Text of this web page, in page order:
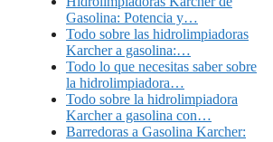
Gasolina: Potencia y…
Todo sobre las hidrolimpiadoras
Karcher a gasolina:…
Todo lo que necesitas saber sobre
la hidrolimpiadora…
Todo sobre la hidrolimpiadora
Karcher a gasolina con…
Barredoras a Gasolina Karcher: